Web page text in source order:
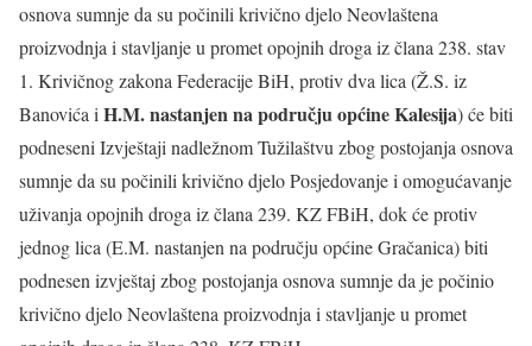
osnova sumnje da su počinili krivično djelo Neovlaštena
proizvodnja i stavljanje u promet opojnih droga iz člana 238. stav
1. Krivičnog zakona Federacije BiH, protiv dva lica (Ž.S. iz
Banovića iH.M. nastanjen na području općine Kalesija) će biti
podneseni Izvještaji nadležnom Tužilaštvu zbog postojanja osnova
sumnje da su počinili krivično djelo Posjedovanje i omogućavanje
uživanja opojnih droga iz člana 239. KZ FBiH, dok će protiv
jednog lica (E.M. nastanjen na području općine Gračanica) biti
podnesen izvještaj zbog postojanja osnova sumnje da je počinio
krivično djelo Neovlaštena proizvodnja i stavljanje u promet